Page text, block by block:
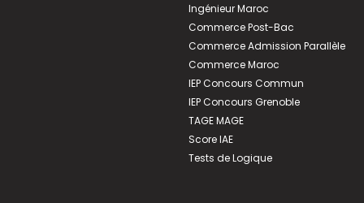
Ingénieur Maroc
Commerce Post-Bac
Commerce Admission Parallèle
Commerce Maroc
IEP Concours Commun
IEP Concours Grenoble
TAGE MAGE
Score IAE
Tests de Logique